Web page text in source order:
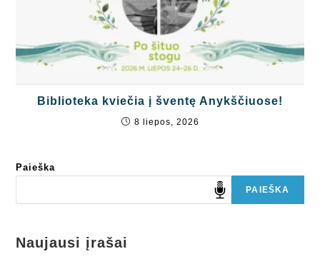
Biblioteka kviečia į šventę Anykščiuose!
8 liepos, 2026
Paieška
PAIEŠKA
Naujausi įrašai